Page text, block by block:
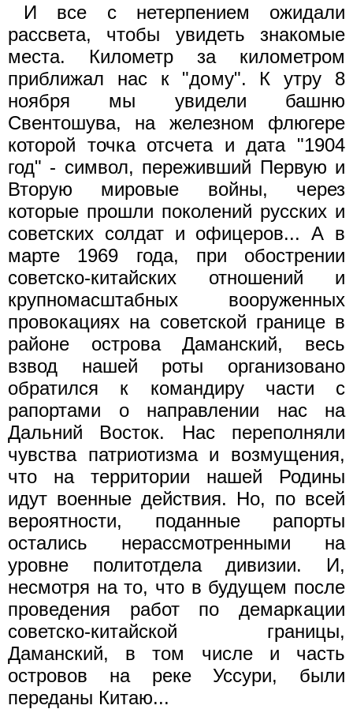
И все с нетерпением ожидали
рассвета, чтобы увидеть знакомые
места. Километр за километром
приближал нас к "дому". К утру 8
ноября мы увидели башню
Свентошува, на железном флюгере
которой точка отсчета и дата "1904
год" - символ, переживший Первую и
Вторую мировые войны, через
которые прошли поколений русских и
советских солдат и офицеров... А в
марте 1969 года, при обострении
советско-китайских отношений и
крупномасштабных вооруженных
провокациях на советской границе в
районе острова Даманский, весь
взвод нашей роты организовано
обратился к командиру части с
рапортами о направлении нас на
Дальний Восток. Нас переполняли
чувства патриотизма и возмущения,
что на территории нашей Родины
идут военные действия. Но, по всей
вероятности, поданные рапорты
остались нерассмотренными на
уровне политотдела дивизии. И,
несмотря на то, что в будущем после
проведения работ по демаркации
советско-китайской границы,
Даманский, в том числе и часть
островов на реке Уссури, были
переданы Китаю...